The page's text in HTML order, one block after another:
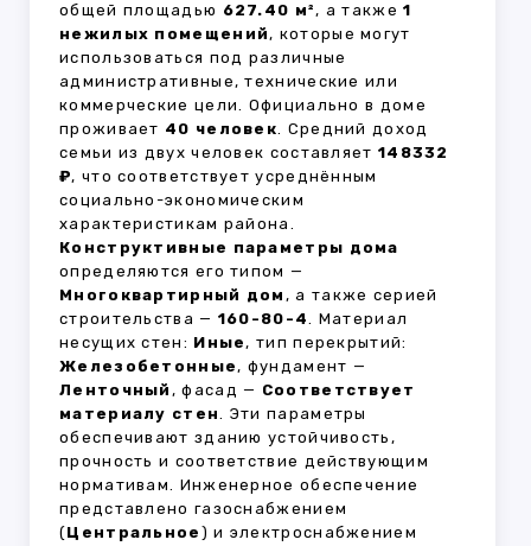
общей площадью 627.40 м², а также1
нежилых помещений, которые могут
использоваться под различные
административные, технические или
коммерческие цели. Официально в доме
проживает 40 человек. Средний доход
семьи из двух человек составляет 148332
₽, что соответствует усреднённым
социально-экономическим
характеристикам района.
Конструктивные параметры дома
определяются его типом —
Многоквартирный дом , а также серией
строительства — 160-80-4. Материал
несущих стен: Иные, тип перекрытий:
Железобетонные, фундамент —
Ленточный , фасад — Соответствует
материалу стен. Эти параметры
обеспечивают зданию устойчивость,
прочность и соответствие действующим
нормативам. Инженерное обеспечение
представлено газоснабжением
(Центральное ) и электроснабжением